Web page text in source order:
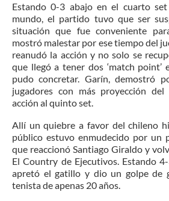
Estando 0-3 abajo en el cuarto
mundo, el partido tuvo que ser
situación que fue conveniente
mostró malestar por ese tiempo del
reanudó la acción y no solo se
que llegó a tener dos ‘match point’
pudo concretar. Garín, demostró
jugadores con más proyección
acción al quinto set.
Allí un quiebre a favor del chileno
público estuvo enmudecido por un
que reaccionó Santiago Giraldo y
El Country de Ejecutivos. Estando
apretó el gatillo y dio un golpe de
tenista de apenas 20 años.